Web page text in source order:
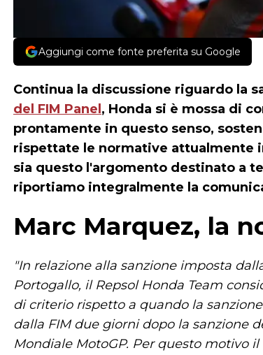
Aggiungi come fonte preferita su Google
Continua la discussione riguardo la
del FIM Panel , Honda si è mossa di
prontamente in questo senso,
rispettate le normative attualmente
sia questo l'argomento destinato a
riportiamo integralmente la
Marc Marquez, la
"In relazione alla sanzione imposta
Portogallo, il Repsol Honda Team
di criterio rispetto a quando la
dalla FIM due giorni dopo la sanzione
Mondiale MotoGP. Per questo motivo